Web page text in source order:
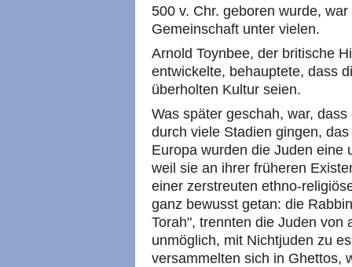
500 v. Chr. geboren wurde,
Gemeinschaft unter vielen.
Arnold Toynbee, der britische
entwickelte, behauptete, dass
überholten Kultur seien.
Was später geschah, war,
durch viele Stadien gingen,
Europa wurden die Juden eine
weil sie an ihrer früheren
einer zerstreuten ethno-
ganz bewusst getan: die
Torah", trennten die Juden von
unmöglich, mit Nichtjuden zu
versammelten sich in Ghettos,